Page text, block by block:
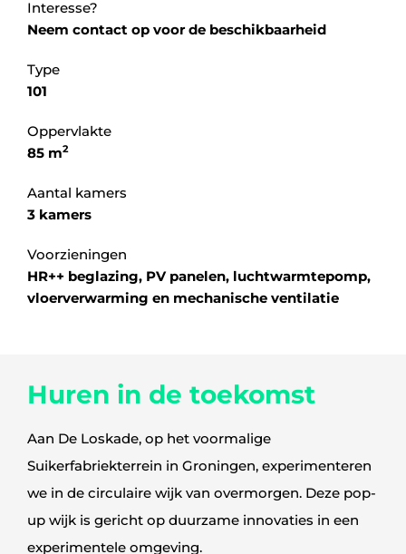
Interesse?
Neem contact op voor de beschikbaarheid
Type
101
Oppervlakte
85 m2
Aantal kamers
3 kamers
Voorzieningen
HR++ beglazing, PV panelen, luchtwarmtepomp,
vloerverwarming en mechanische ventilatie
Huren in de toekomst
Aan De Loskade, op het voormalige
Suikerfabriekterrein in Groningen, experimenteren
we in de circulaire wijk van overmorgen. Deze pop-
up wijk is gericht op duurzame innovaties in een
experimentele omgeving.